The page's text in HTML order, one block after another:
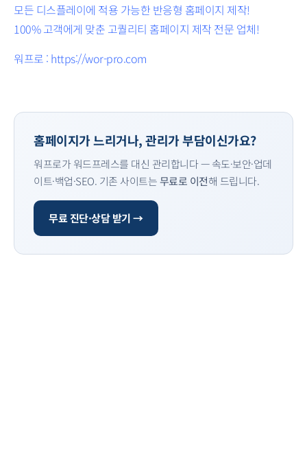
모든 디스플레이에 적용 가능한 반응형 홈페이지 제작!
100% 고객에게 맞춘 고퀄리티 홈페이지 제작 전문 업체!
워프로 : https://wor-pro.com
홈페이지가 느리거나, 관리가 부담이신가요?
워프로가 워드프레스를 대신 관리합니다 — 속도·보안·업데
이트·백업·SEO. 기존 사이트는무료로 이전해 드립니다.
무료 진단·상담 받기 →